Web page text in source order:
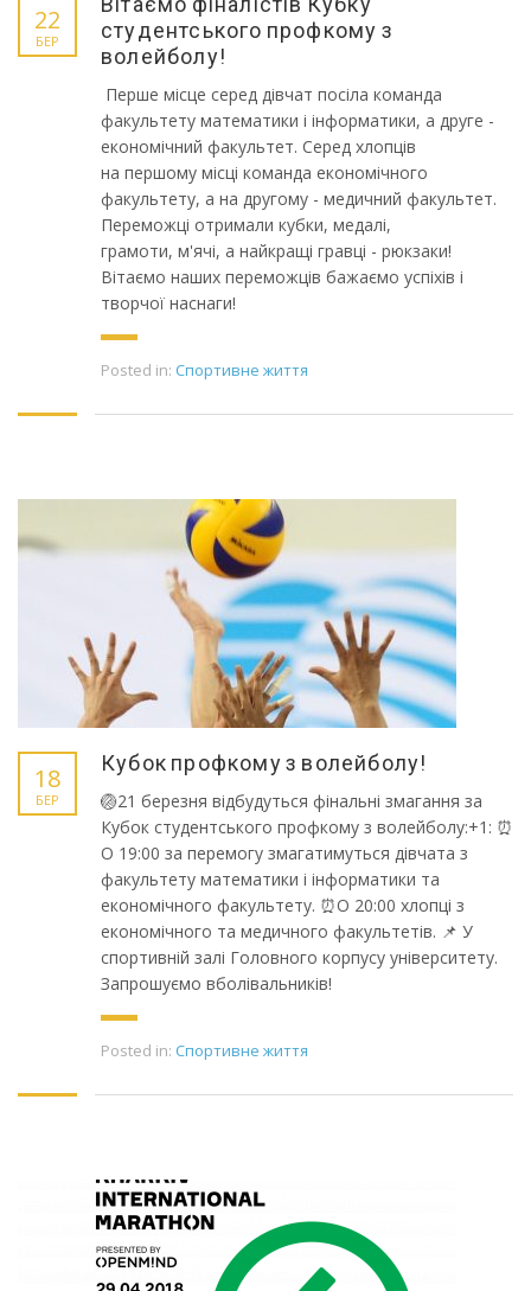
22
БЕР
студентського профкому з
волейболу!
Перше місце серед дівчат посіла команда
факультету математики і інформатики, а друге -
економічний факультет. Серед хлопців
на першому місці команда економічного
факультету, а на другому - медичний факультет.
Переможці отримали кубки, медалі,
грамоти, м'ячі, а найкращі гравці - рюкзаки!
Вітаємо наших переможців бажаємо успіхів і
творчої наснаги!
Posted in: Спортивне життя
18
БЕР
Кубок профкому з волейболу!
🏐21 березня відбудуться фінальні змагання за
Кубок студентського профкому з волейболу:+1: ⏰
О 19:00 за перемогу змагатимуться дівчата з
факультету математики і інформатики та
економічного факультету. ⏰О 20:00 хлопці з
економічного та медичного факультетів. 📌 У
спортивній залі Головного корпусу університету.
Запрошуємо вболівальників!
Posted in: Спортивне життя